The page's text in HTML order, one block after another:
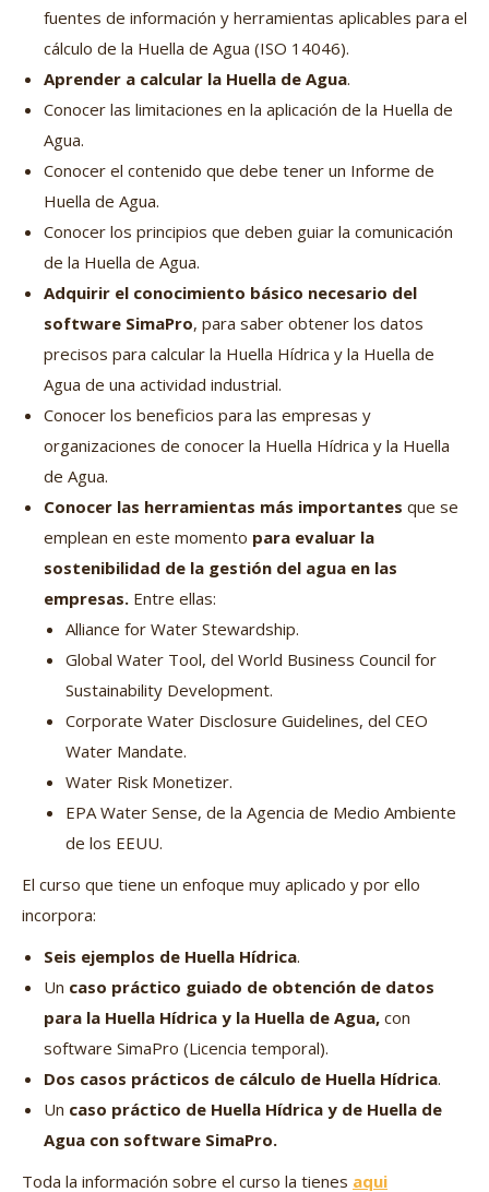
fuentes de información y herramientas aplicables para el
cálculo de la Huella de Agua (ISO 14046).
Aprender a calcular la Huella de Agua.
Conocer las limitaciones en la aplicación de la Huella de
Agua.
Conocer el contenido que debe tener un Informe de
Huella de Agua.
Conocer los principios que deben guiar la comunicación
de la Huella de Agua.
Adquirir el conocimiento básico necesario del
software SimaPro, para saber obtener los datos
precisos para calcular la Huella Hídrica y la Huella de
Agua de una actividad industrial.
Conocer los beneficios para las empresas y
organizaciones de conocer la Huella Hídrica y la Huella
de Agua.
Conocer las herramientas más importantes que se
emplean en este momento para evaluar la
sostenibilidad de la gestión del agua en las
empresas. Entre ellas:
Alliance for Water Stewardship.
Global Water Tool, del World Business Council for
Sustainability Development.
Corporate Water Disclosure Guidelines, del CEO
Water Mandate.
Water Risk Monetizer.
EPA Water Sense, de la Agencia de Medio Ambiente
de los EEUU.
El curso que tiene un enfoque muy aplicado y por ello
incorpora:
Seis ejemplos de Huella Hídrica.
Un caso práctico guiado de obtención de datos
para la Huella Hídrica y la Huella de Agua, con
software SimaPro (Licencia temporal).
Dos casos prácticos de cálculo de Huella Hídrica.
Un caso práctico de Huella Hídrica y de Huella de
Agua con software SimaPro.
Toda la información sobre el curso la tienes aqui